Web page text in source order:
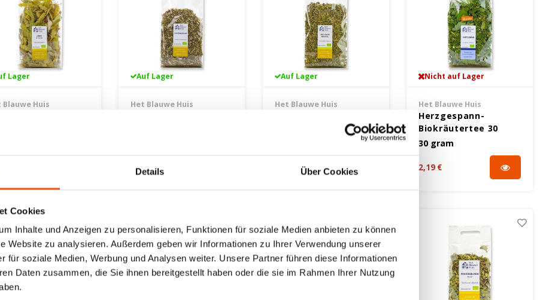
Details Über Cookies
Cookies
Inhalte und Anzeigen zu personalisieren, Funktionen für soziale Medien anbieten zu können
Website zu analysieren. Außerdem geben wir Informationen zu Ihrer Verwendung unserer
für soziale Medien, Werbung und Analysen weiter. Unsere Partner führen diese Informationen
Daten zusammen, die Sie ihnen bereitgestellt haben oder die sie im Rahmen Ihrer Nutzung
Lager
Blauwe Huis
Auf Lager
Het Blauwe Huis
3,35 €
Auf Lager
Het Blauwe Huis
Teekräuter Bio 25
Gramm - Glutenfrei
Nicht auf Lager
Het Blauwe Huis
Herzgespann-
Biokräutertee 30
Gramm - Glutenfrei
30 gram
2,19 €